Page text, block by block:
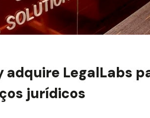
adquire LegalLabs
jurídicos